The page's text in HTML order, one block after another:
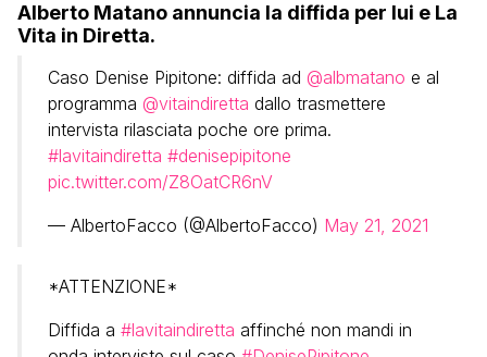
Alberto Matano annuncia la diffida per lui e La
Vita in Diretta.
Caso Denise Pipitone: diffida ad @albmatano e al
programma @vitaindiretta dallo trasmettere
intervista rilasciata poche ore prima.
#lavitaindiretta #denisepipitone
pic.twitter.com/Z8OatCR6nV
— AlbertoFacco (@AlbertoFacco) May 21, 2021
*ATTENZIONE*
Diffida a #lavitaindiretta affinché non mandi in